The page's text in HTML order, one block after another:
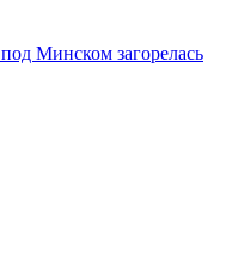
Минском загорелась